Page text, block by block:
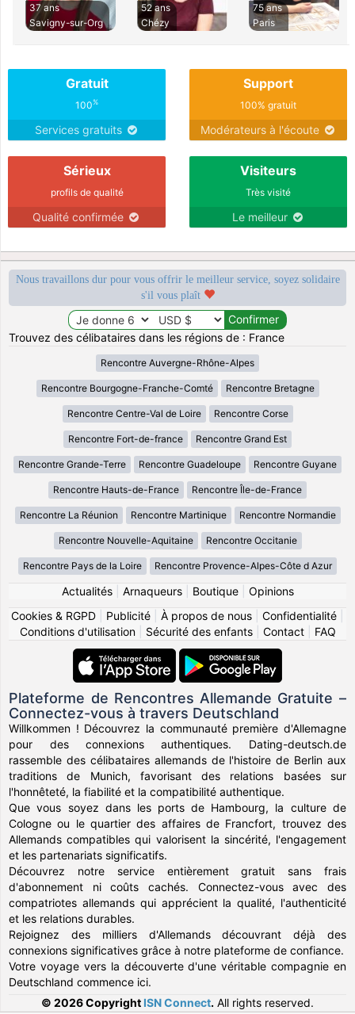
37 ans
Savigny-sur-Org
52 ans
Chézy
75 ans
Paris
Gratuit
100%
Services gratuits
Support
100% gratuit
Modérateurs à l'écoute
Sérieux
profils de qualité
Qualité confirmée
Visiteurs
Très visité
Le meilleur
Nous travaillons dur pour vous offrir le meilleur service, soyez solidaire
s'il vous plaît
Trouvez des célibataires dans les régions de : France
Rencontre Auvergne-Rhône-Alpes
Rencontre Bourgogne-Franche-Comté Rencontre Bretagne
Rencontre Centre-Val de Loire Rencontre Corse
Rencontre Fort-de-france Rencontre Grand Est
Rencontre Grande-Terre Rencontre Guadeloupe Rencontre Guyane
Rencontre Hauts-de-France Rencontre Île-de-France
Rencontre La Réunion Rencontre Martinique Rencontre Normandie
Rencontre Nouvelle-Aquitaine Rencontre Occitanie
Rencontre Pays de la Loire Rencontre Provence-Alpes-Côte d Azur
Actualités| Arnaqueurs| Boutique| Opinions
Cookies & RGPD
Publicité À propos de nous Confidentialité
Conditions d'utilisation| Sécurité des enfants| Contact| FAQ
Plateforme de Rencontres Allemande Gratuite –
Connectez-vous à travers Deutschland
Willkommen ! Découvrez la communauté première d'Allemagne
pour des connexions authentiques. Dating-deutsch.de
rassemble des célibataires allemands de l'histoire de Berlin aux
traditions de Munich, favorisant des relations basées sur
l'honnêteté, la fiabilité et la compatibilité authentique.
Que vous soyez dans les ports de Hambourg, la culture de
Cologne ou le quartier des affaires de Francfort, trouvez des
Allemands compatibles qui valorisent la sincérité, l'engagement
et les partenariats significatifs.
Découvrez notre service entièrement gratuit sans frais
d'abonnement ni coûts cachés. Connectez-vous avec des
compatriotes allemands qui apprécient la qualité, l'authenticité
et les relations durables.
Rejoignez des milliers d'Allemands découvrant déjà des
connexions significatives grâce à notre plateforme de confiance.
Votre voyage vers la découverte d'une véritable compagnie en
Deutschland commence ici.
© 2026 Copyright ISN Connect. All rights reserved.